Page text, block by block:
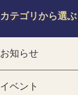
カテゴリから選ぶ
お知らせ
イベント